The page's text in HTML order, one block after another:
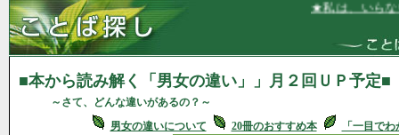
★私は、いらないものを
■本から読み解く「男女の違い」」月２回ＵＰ予定■
～さて、どんな違いがあるの？～
男女の違いについて
20冊のおすすめ本 「一目で